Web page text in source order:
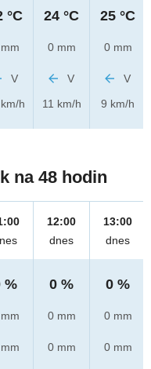
°C
V
h
24 °C
0 mm
V
11 km/h
25 °C
0 mm
V
9 km/h
na 48 hodin
%
12:00
dnes
0 %
0 mm
0 mm
13:00
dnes
0 %
0 mm
0 mm